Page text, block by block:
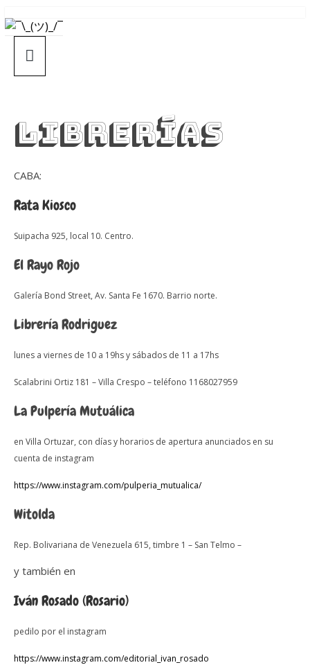
Saltar
al
contenido
¯\_(ツ)_/
¯
Librerías
CABA:
Rata Kiosco
Suipacha 925, local 10. Centro.
El Rayo Rojo
Galería Bond Street, Av. Santa Fe 1670. Barrio norte.
Librería Rodriguez
lunes a viernes de 10 a 19hs y sábados de 11 a 17hs
Scalabrini Ortiz 181 – Villa Crespo – teléfono 1168027959
La Pulpería Mutuálica
en Villa Ortuzar, con días y horarios de apertura anunciados en su
cuenta de instagram
https://www.instagram.com/pulperia_mutualica/
Witolda
Rep. Bolivariana de Venezuela 615, timbre 1 – San Telmo –
y también en
Iván Rosado (Rosario)
pedilo por el instagram
https://www.instagram.com/editorial_ivan_rosado